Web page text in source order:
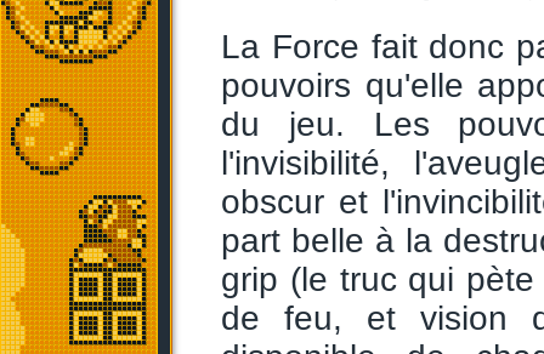
La Force fait donc
pouvoirs qu'elle
du jeu. Les
l'invisibilité,
obscur et
part belle à la
grip (le truc qui
de feu, et vision